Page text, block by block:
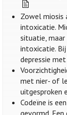
Zowel miosis
intoxicatie.
situatie, maar
intoxicatie.
depressie
met nier- of
uitgesproken
Codeïne is
gevormd.